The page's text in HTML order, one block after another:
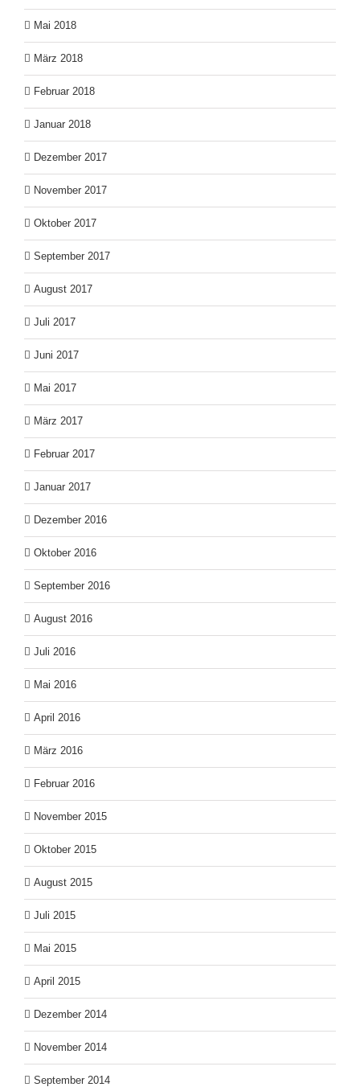
Mai 2018
März 2018
Februar 2018
Januar 2018
Dezember 2017
November 2017
Oktober 2017
September 2017
August 2017
Juli 2017
Juni 2017
Mai 2017
März 2017
Februar 2017
Januar 2017
Dezember 2016
Oktober 2016
September 2016
August 2016
Juli 2016
Mai 2016
April 2016
März 2016
Februar 2016
November 2015
Oktober 2015
August 2015
Juli 2015
Mai 2015
April 2015
Dezember 2014
November 2014
September 2014